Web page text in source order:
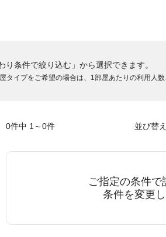
+2,200円
り条件で絞り込む」から選択できます。
イプをご希望の場合は、1部屋あたりの利用人数
0件中 1～0件 並び替え
ご指定の条件で
条件を変更